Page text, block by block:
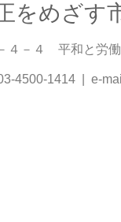
をめざす
４－４ 平和と労
4500-1414 | e-